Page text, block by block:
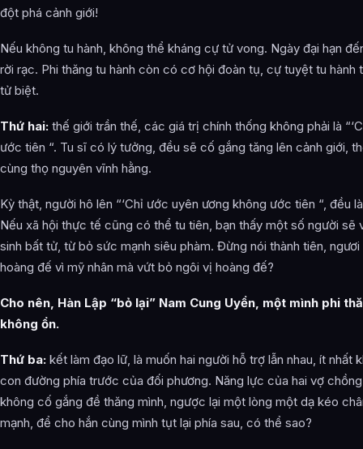
đột phá cảnh giới!
Nếu không tu hành, không thể kháng cự tử vong. Ngày đại hạn
rời rạc. Phi thăng tu hành còn có cơ hội đoàn tụ, cự tuyệt tu hành
tử biệt.
Thứ hai: thế giới trần thế, các giá trị chính thống không phải là
ước tiên “. Tu sĩ có lý tưởng, đều sẽ cố gắng tăng lên cảnh giới,
cùng thọ nguyên vĩnh hằng.
Kỳ thật, người hô lên “‘Chỉ ước uyên ương không ước tiên “, đều
Nếu xã hội thực tế cũng có thể tu tiên, bạn thấy một số người sẽ
sinh bất tử, từ bỏ sức mạnh siêu phàm. Đừng nói thành tiên,
hoàng đế vì mỹ nhân mà vứt bỏ ngôi vị hoàng đế?
Cho nên, Hàn Lập “bỏ lại” Nam Cung Uyển, một mình phi
không ổn.
Thứ ba: kết làm đạo lữ, là muốn hai người hỗ trợ lẫn nhau, ít nhất
con đường phía trước của đối phương. Năng lực của hai vợ
không cố gắng đề thăng mình, ngược lại một lòng một dạ kéo
mạnh, để cho hắn cùng mình tụt lại phía sau, có thể sao?